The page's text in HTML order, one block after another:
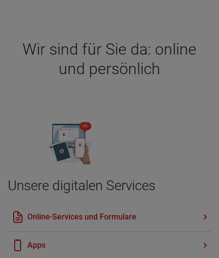
Wir sind für Sie da: online
und per­sön­lich
Unsere digi­ta­len Ser­vices
On­line-Ser­vices und For­mu­la­re
Apps